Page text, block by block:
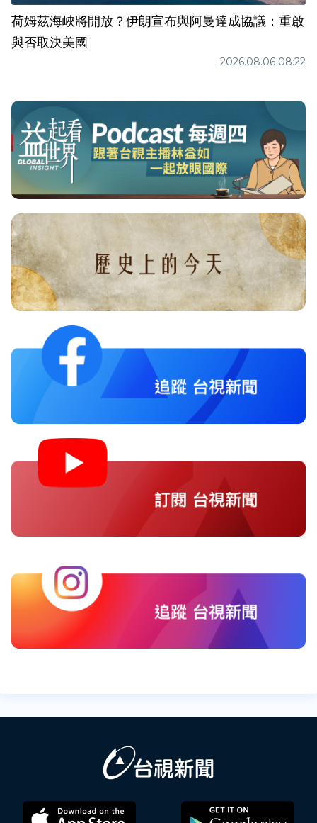
荷姆茲海峽將開放？伊朗宣布與阿曼達成協議：重啟
與否取決美國
2026.08.06 08:22